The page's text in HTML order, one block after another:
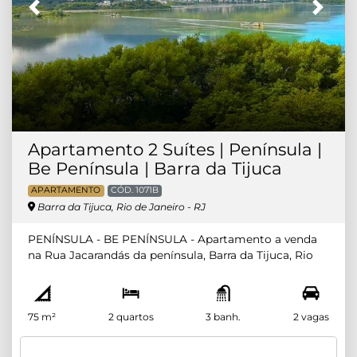
Apartamento 2 Suítes | Península |
Be Península | Barra da Tijuca
APARTAMENTO CÓD. 1071B
Barra da Tijuca, Rio de Janeiro - RJ
Previous Next
PENÍNSULA - BE PENÍNSULA - Apartamento a venda
na Rua Jacarandás da península, Barra da Tijuca, Rio
com preparação para splits (1 suíte com sacada).
Andar alto. Sala em 2 ambientes com preparação para
split, varanda com sol da manhã e linda vista para
pedra da Gávea e Lagoa. Lavabo, cozinha e área de
75 m² 2 quartos 3 banh. 2 vagas